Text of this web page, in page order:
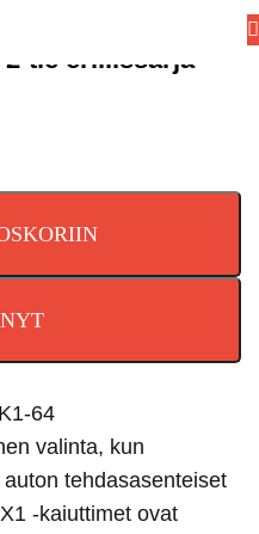
2-tie erillissarja
64
valinta, kun
tehdasasenteiset
-kaiuttimet ovat